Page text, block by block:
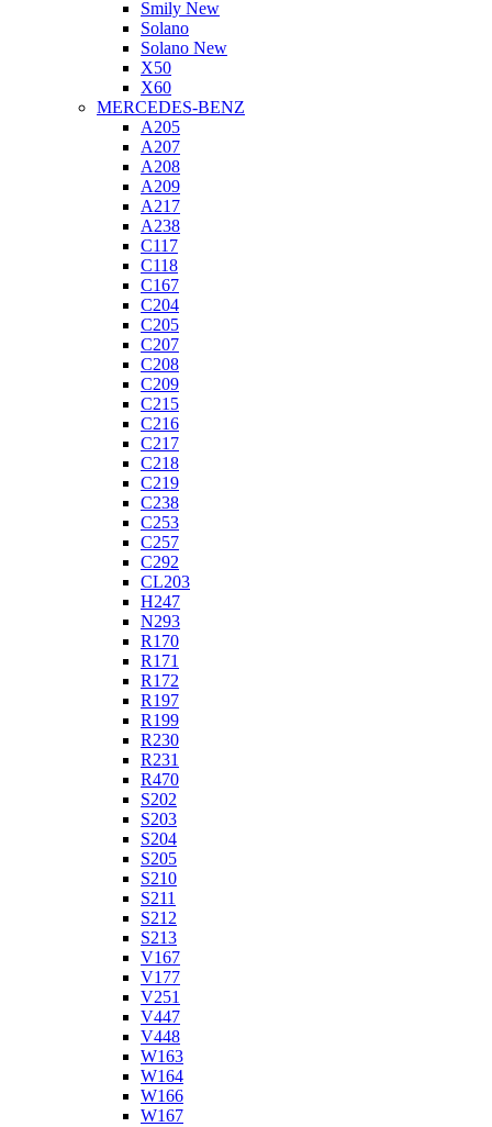
Smily New
Solano
Solano New
X50
X60
MERCEDES-BENZ
A205
A207
A208
A209
A217
A238
C117
C118
C167
C204
C205
C207
C208
C209
C215
C216
C217
C218
C219
C238
C253
C257
C292
CL203
H247
N293
R170
R171
R172
R197
R199
R230
R231
R470
S202
S203
S204
S205
S210
S211
S212
S213
V167
V177
V251
V447
V448
W163
W164
W166
W167